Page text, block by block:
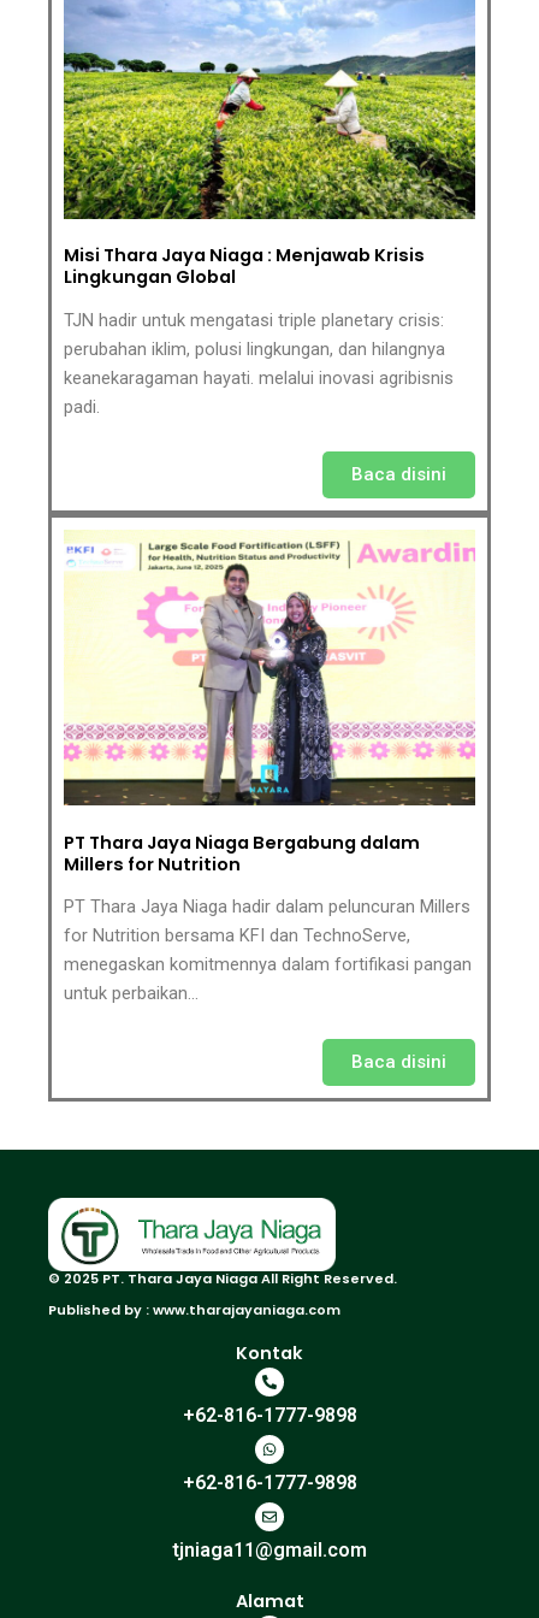
Misi Thara Jaya Niaga : Menjawab Krisis
Lingkungan Global
TJN hadir untuk mengatasi triple planetary crisis:
perubahan iklim, polusi lingkungan, dan hilangnya
keanekaragaman hayati. melalui inovasi agribisnis
padi.
Baca disini
PT Thara Jaya Niaga Bergabung dalam
Millers for Nutrition
PT Thara Jaya Niaga hadir dalam peluncuran Millers
for Nutrition bersama KFI dan TechnoServe,
menegaskan komitmennya dalam fortifikasi pangan
untuk perbaikan…
Baca disini
© 2025 PT. Thara Jaya Niaga All Right Reserved.
Published by : www.tharajayaniaga.com
Kontak
+62-816-1777-9898
+62-816-1777-9898
tjniaga11@gmail.com
Alamat